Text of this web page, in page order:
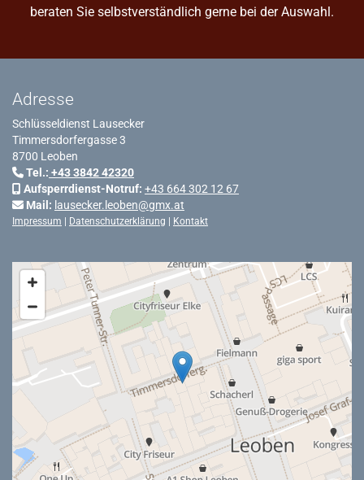
beraten Sie selbstverständlich gerne bei der Auswahl.
Adresse
Schlüsseldienst Lausecker
Timmersdorfergasse 3
8700 Leoben
 Tel.: +43 3842 42320
 Aufsperrdienst-Notruf: +43 664 302 12 67
 Mail: lausecker.leoben@gmx.at
Impressum | Datenschutzerklärung | Kontakt